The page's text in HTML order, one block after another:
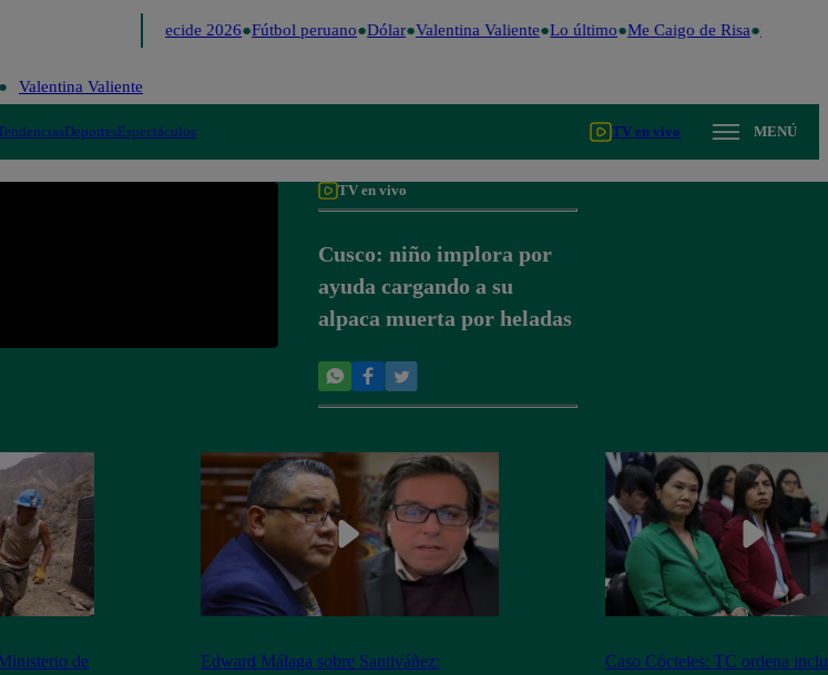
Perú Decide 2026 Fútbol peruano Dólar Valentina Valiente Lo último Me Caigo de Risa Perú
Valentina Valiente
DeportesEspectáculos TV en vivo MENÚ
TV en vivo
Cusco: niño implora por
ayuda cargando a su
alpaca muerta por heladas
de
Edward Málaga sobre Santiváñez:
Caso Cócteles: TC ordena